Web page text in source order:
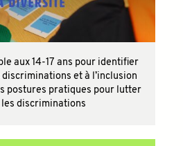
aux 14-17 ans pour identifier
discriminations et à l’inclusion
postures pratiques pour lutter
discriminations